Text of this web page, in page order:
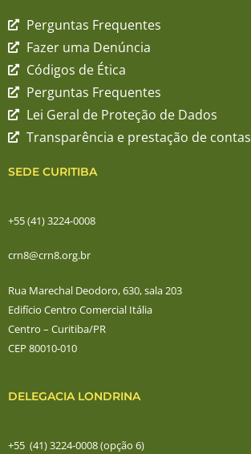
Perguntas Frequentes
Fazer uma Denúncia
Códigos de Ética
Perguntas Frequentes
Lei Geral de Proteção de Dados
Transparência e prestação de contas
SEDE CURITIBA
+55 (41) 3224-0008
crn8@crn8.org.br
Rua Marechal Deodoro, 630, sala 203
Edifício Centro Comercial Itália
Centro – Curitiba/PR
CEP 80010-010
DELEGACIA LONDRINA
+55 (41) 3224-0008 (opção 6)